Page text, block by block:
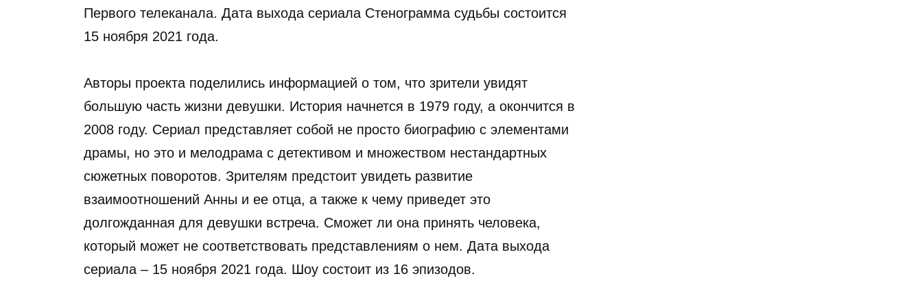
Первого телеканала. Дата выхода сериала Стенограмма судьбы состоится
15 ноября 2021 года.
Авторы проекта поделились информацией о том, что зрители увидят
большую часть жизни девушки. История начнется в 1979 году, а окончится в
2008 году. Сериал представляет собой не просто биографию с элементами
драмы, но это и мелодрама с детективом и множеством нестандартных
сюжетных поворотов. Зрителям предстоит увидеть развитие
взаимоотношений Анны и ее отца, а также к чему приведет это
долгожданная для девушки встреча. Сможет ли она принять человека,
который может не соответствовать представлениям о нем. Дата выхода
сериала – 15 ноября 2021 года. Шоу состоит из 16 эпизодов.